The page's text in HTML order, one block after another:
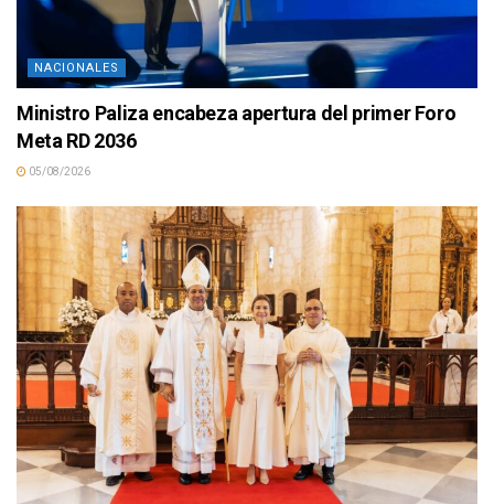
NACIONALES
Ministro Paliza encabeza apertura del primer Foro
Meta RD 2036
05/08/2026